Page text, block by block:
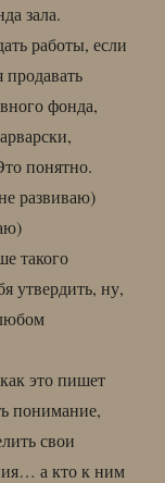
зала.
работы, если
продавать
фонда,
понятно.
развиваю)
такого
утвердить, ну,
это пишет
понимание,
свои
а кто к ним